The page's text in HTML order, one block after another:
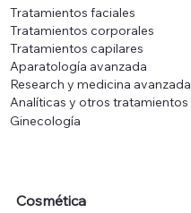
Tratamientos faciales
Tratamientos corporales
Tratamientos capilares
Aparatología avanzada
Research y medicina avanzada
Analíticas y otros tratamientos
Ginecología
Cosmética